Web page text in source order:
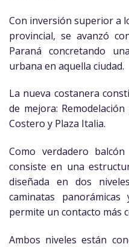
Con inversión superior a
provincial, se avanzó
Paraná concretando
urbana en aquella ciudad.
La nueva costanera
de mejora:
Costero y Plaza Italia.
Como verdadero
consiste en una
diseñada en dos
caminatas
permite un contacto más
Ambos niveles están